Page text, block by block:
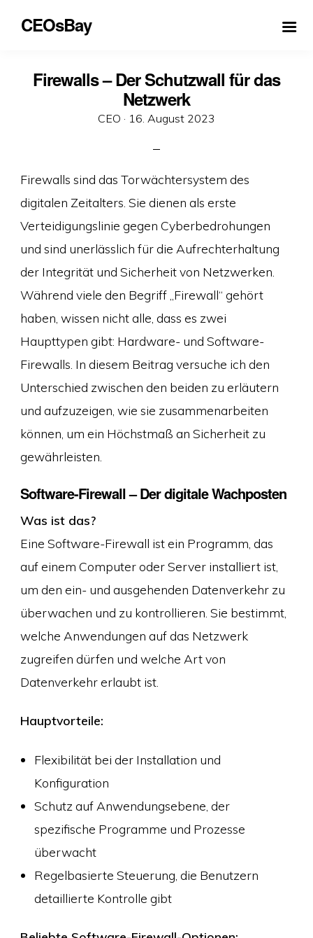
CEOsBay
Firewalls – Der Schutzwall für das
Netzwerk
CEO · Veröffentlicht
16. August 2023
Firewalls sind das Torwächtersystem des
digitalen Zeitalters. Sie dienen als erste
Verteidigungslinie gegen Cyberbedrohungen
und sind unerlässlich für die Aufrechterhaltung
der Integrität und Sicherheit von Netzwerken.
Während viele den Begriff „Firewall“ gehört
haben, wissen nicht alle, dass es zwei
Haupttypen gibt: Hardware- und Software-
Firewalls. In diesem Beitrag versuche ich den
Unterschied zwischen den beiden zu erläutern
und aufzuzeigen, wie sie zusammenarbeiten
können, um ein Höchstmaß an Sicherheit zu
gewährleisten.
Software-Firewall – Der digitale Wachposten
Was ist das?
Eine Software-Firewall ist ein Programm, das
auf einem Computer oder Server installiert ist,
um den ein- und ausgehenden Datenverkehr zu
überwachen und zu kontrollieren. Sie bestimmt,
welche Anwendungen auf das Netzwerk
zugreifen dürfen und welche Art von
Datenverkehr erlaubt ist.
Hauptvorteile:
Flexibilität bei der Installation und
Konfiguration
Schutz auf Anwendungsebene, der
spezifische Programme und Prozesse
überwacht
Regelbasierte Steuerung, die Benutzern
detaillierte Kontrolle gibt